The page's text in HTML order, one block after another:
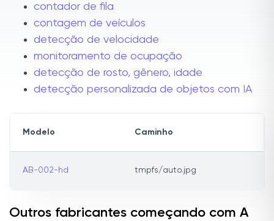
contador de fila
contagem de veículos
detecção de velocidade
monitoramento de ocupação
detecção de rosto, gênero, idade
detecção personalizada de objetos com IA
Modelo Caminho
AB-002-hd tmpfs/auto.jpg
Outros fabricantes começando com A